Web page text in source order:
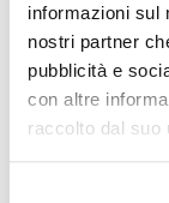
informazioni sul
nostri partner
pubblicità e
con altre
raccolto dal suo
Entità del
La dotazione
a35.000 Euro